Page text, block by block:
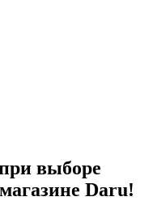
выборе
Daru!